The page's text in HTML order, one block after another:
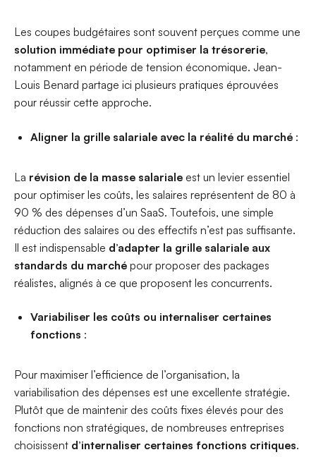
Les coupes budgétaires sont souvent perçues comme une
solution immédiate pour optimiser la trésorerie,
notamment en période de tension économique. Jean-
Louis Benard partage ici plusieurs pratiques éprouvées
pour réussir cette approche.
Aligner la grille salariale avec la réalité du marché :
La révision de la masse salarialeest un levier essentiel
pour optimiser les coûts, les salaires représentent de 80 à
90 % des dépenses d’un SaaS. Toutefois, une simple
réduction des salaires ou des effectifs n’est pas suffisante.
Il est indispensable d’adapter la grille salariale aux
standards du marchépour proposer des packages
réalistes, alignés à ce que proposent les concurrents.
Variabiliser les coûts ou internaliser certaines
fonctions :
Pour maximiser l’efficience de l’organisation, la
variabilisation des dépenses est une excellente stratégie.
Plutôt que de maintenir des coûts fixes élevés pour des
fonctions non stratégiques, de nombreuses entreprises
choisissent d’internaliser certaines fonctions critiques.